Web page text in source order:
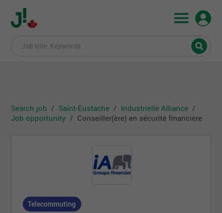
Search job Saint-Eustache
Industrielle Alliance
Job opportunity
Conseiller(ère) en sécurité financière
Telecommuting